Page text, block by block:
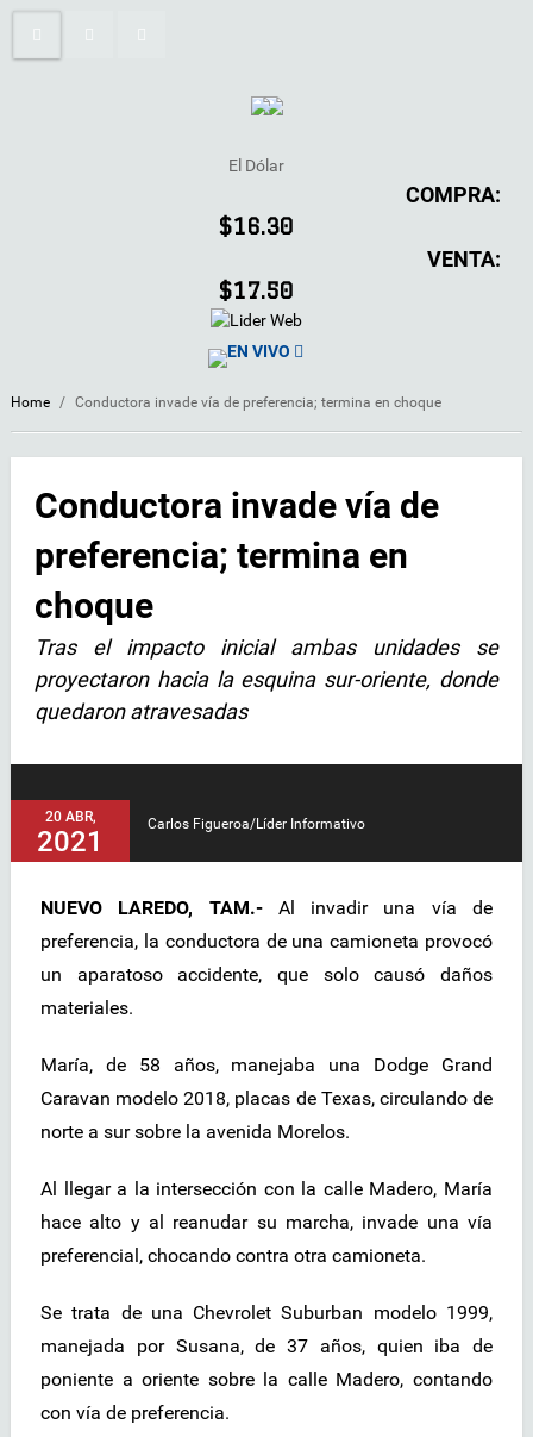
El Dólar
COMPRA:
$16.30
VENTA:
$17.50
EN VIVO
Home / Conductora invade vía de preferencia; termina en choque
Conductora invade vía de
preferencia; termina en
choque
Tras el impacto inicial ambas unidades se
proyectaron hacia la esquina sur-oriente, donde
quedaron atravesadas
20 ABR,
2021
Carlos Figueroa/Líder Informativo
NUEVO LAREDO, TAM.-Al invadir una vía de
preferencia, la conductora de una camioneta provocó
un aparatoso accidente, que solo causó daños
materiales.
María, de 58 años, manejaba una Dodge Grand
Caravan modelo 2018, placas de Texas, circulando de
norte a sur sobre la avenida Morelos.
Al llegar a la intersección con la calle Madero, María
hace alto y al reanudar su marcha, invade una vía
preferencial, chocando contra otra camioneta.
Se trata de una Chevrolet Suburban modelo 1999,
manejada por Susana, de 37 años, quien iba de
poniente a oriente sobre la calle Madero, contando
con vía de preferencia.